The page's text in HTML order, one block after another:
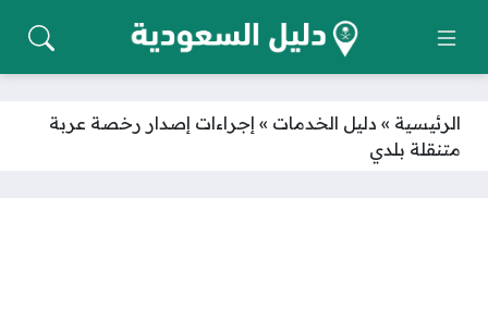
الرئيسية » دليل الخدمات » إجراءات إصدار رخصة عربة
متنقلة بلدي